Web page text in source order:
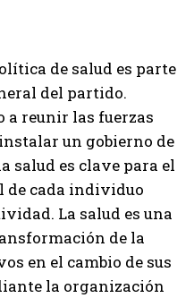
de salud es parte
del partido.
a reunir las fuerzas
un gobierno de
salud es clave para el
de cada individuo
La salud es una
de la
en el cambio de sus
la organización